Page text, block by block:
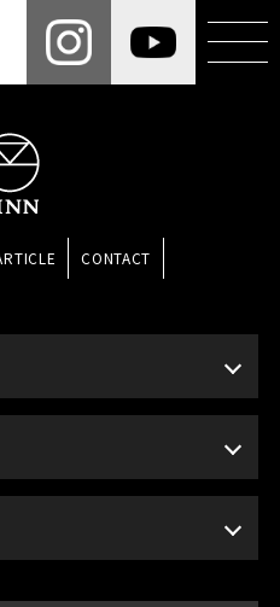
CONTACT